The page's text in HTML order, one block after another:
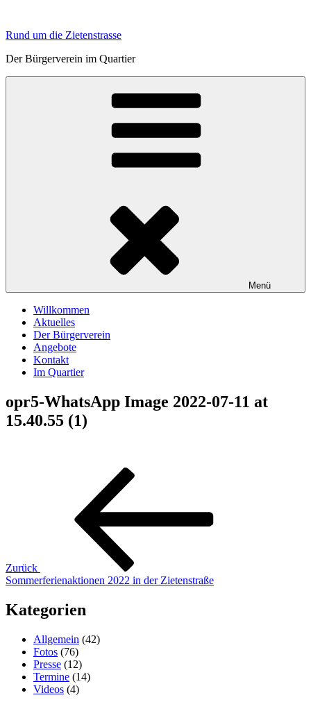
springen
Rund um die Zietenstrasse
Der Bürgerverein im Quartier
Menü
Willkommen
Aktuelles
Der Bürgerverein
Angebote
Kontakt
Im Quartier
opr5-WhatsApp Image 2022-07-11 at
15.40.55 (1)
Beitragsnavigation
Zurück
Sommerferienaktionen 2022 in der Zietenstraße
Kategorien
Allgemein (42)
Fotos (76)
Presse (12)
Termine (14)
Videos (4)